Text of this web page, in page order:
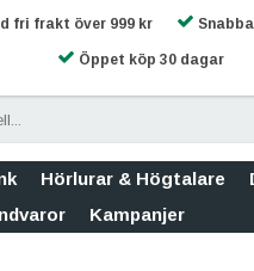
fri frakt över 999 kr
Öppet köp 30 dagar
Hörlurar & Högtalare
Kampanjer